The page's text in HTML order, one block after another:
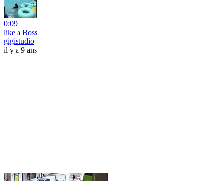
0:09
like a Boss
gigistudio
il y a 9 ans